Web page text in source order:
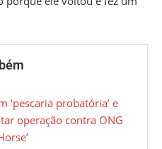
‘pescaria probatória’ e
operação contra ONG